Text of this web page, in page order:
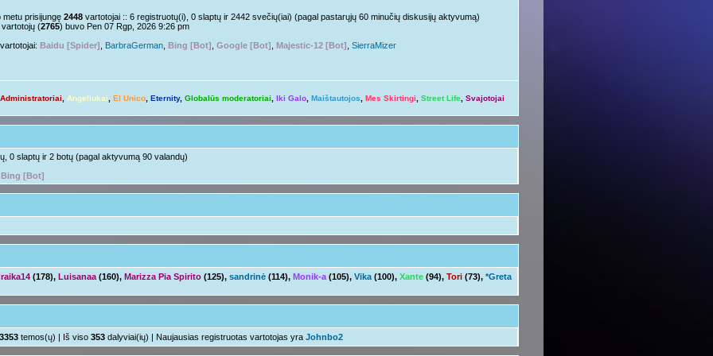
» Nelabai..
o tu? Juk irgi
»
»ačiū ačiū ir jus
»Ir tave
Su naujais mokslo metais
aha
metu prisijungę 2448 vartotojai :: 6 registruotų(i), 0 slaptų ir 2442 svečių(iai) (pagal pastarųjų 60 minučių diskusijų aktyvumą)
vartotojų (2765) buvo Pen 07 Rgp, 2026 9:26 pm
Baidu [Spider] BarbraGerman Bing [Bot] Google [Bot] Majestic-12 [Bot] SierraMizer
Administratoriai Angeliukai El Unico Eternity, Globalūs moderatoriai Iki Galo Maištautojos Mes Skirtingi Street Life Svajotojai
0 slaptų ir 2 botų (pagal aktyvumą 90 valandų)
Bing [Bot]
(178), Luisanaa (160), Marizza Pia Spirito (125), sandrinė (114), Monik-a (105), Vika (100), Xante (94), Tori (73), *Greta
temos(ų) | Iš viso 353 dalyviai(ių) | Naujausias registruotas vartotojas yra Johnbo2